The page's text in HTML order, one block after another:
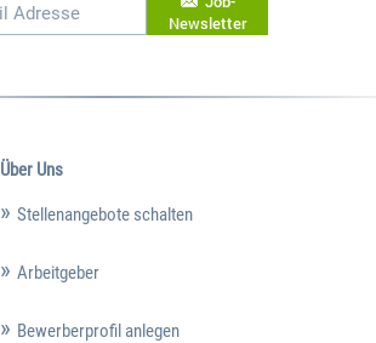
Newsletter
Über Uns
Stellenangebote schalten
Arbeitgeber
Bewerberprofil anlegen